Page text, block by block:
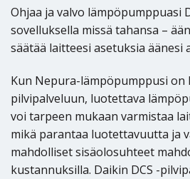
Ohjaa ja valvo lämpöpumppuasi
sovelluksella missä tahansa –
säätää laitteesi asetuksia äänesi
Kun Nepura-lämpöpumppusi on
pilvipalveluun, luotettava
voi tarpeen mukaan varmistaa
mikä parantaa luotettavuutta ja
mahdolliset sisäolosuhteet
kustannuksilla. Daikin DCS -